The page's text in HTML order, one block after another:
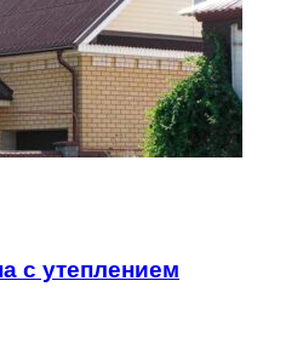
с утеплением